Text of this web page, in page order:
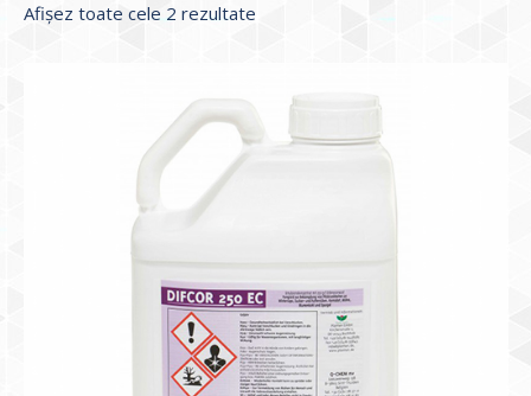
Afișez toate cele 2 rezultate
medie